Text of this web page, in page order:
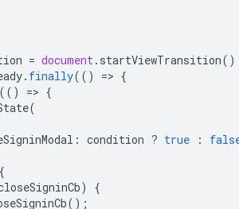
= document . startViewTransition
. finally(() => {
(() => {
(
: condition ? true :
{
)
{
();